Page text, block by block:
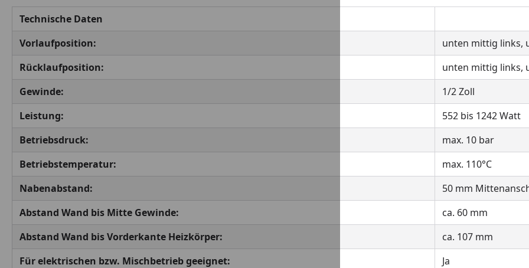
Technische Daten
Vorlaufposition:
unten mittig links,
Rücklaufposition:
unten mittig links,
Gewinde:
1/2 Zoll
Leistung:
552 bis 1242 Watt
Betriebsdruck:
max. 10 bar
Betriebstemperatur:
max. 110°C
Nabenabstand:
50 mm
Abstand Wand bis Mitte Gewinde:
ca. 60 mm
Abstand Wand bis Vorderkante Heizkörper:
ca. 107 mm
Für elektrischen bzw. Mischbetrieb geeignet:
Ja